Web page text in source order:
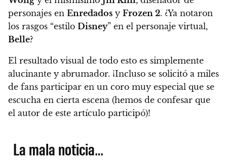
personajes en Enredados y Frozen 2. ¿Ya notaron
los rasgos “estilo Disney” en el personaje virtual,
Belle?
El resultado visual de todo esto es simplemente
alucinante y abrumador. ¡Incluso se solicitó a miles
de fans participar en un coro muy especial que se
escucha en cierta escena (hemos de confesar que
el autor de este artículo participó)!
La mala noticia…